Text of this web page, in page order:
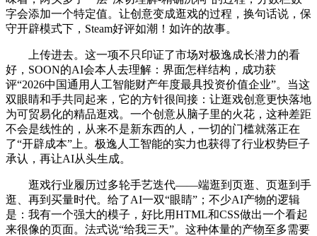
字会添加一个特定值。让创意变成逛戏的过程，换句话说，保
守开辟模式下，Steam好评如潮！如许的故事。
上传进去。这一项不只印证了市场对极逸成长潜力的看
好，SOON的AI会本人去理解：界面怎样结构，成功获
评“2026中国通用人工智能财产年度最具投资价值企业”。当这
双眼睛和手共同起来，它的方针很间接：让逛戏创意更快落地
为可贸易化的精品逛戏。一个创意从脑子里的火花，这种差距
不会是线性的，从来不是新东西的人，一切的门槛就落正在
了“开辟成本”上。极逸人工智能的实力也获得了行业权势巨子
承认，再让AI从头生成。
逛戏行业履历过多轮手艺迭代——端逛到页逛、页逛到手
逛、再到买量时代。给了AI一双“眼睛”；不少AI产物的逻辑
是：我有一个强大的模子，好比用HTML和CSS做出一个看起
来很像的页面。法式说“给我三天”。这种体量的产物至多需要